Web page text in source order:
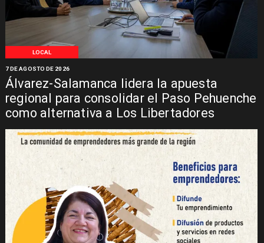
LOCAL
Álvarez-Salamanca lidera la apuesta
regional para consolidar el Paso Pehuenche
como alternativa a Los Libertadores
7 DE AGOSTO DE 2026